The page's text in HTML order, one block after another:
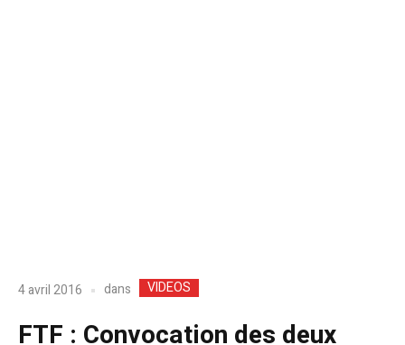
4 avril 2016 dans VIDEOS
FTF : Convocation des deux